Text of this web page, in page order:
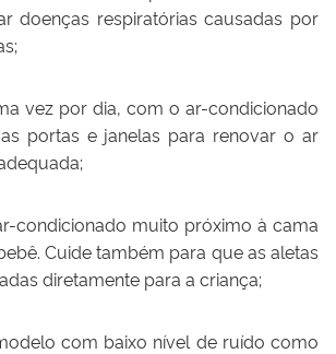
doenças respiratórias causadas por
vez por dia, com o ar-condicionado
portas e janelas para renovar o ar
condicionado muito próximo à cama
Cuide também para que as aletas
diretamente para a criança;
com baixo nível de ruído como